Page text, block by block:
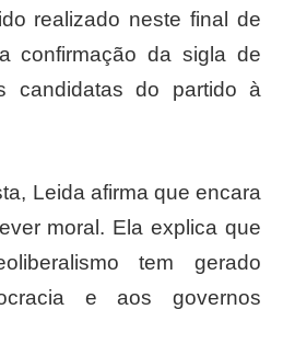
realizado neste final de
confirmação da sigla de
candidatas do partido à
Leida afirma que encara
moral. Ela explica que
tem gerado
e aos governos